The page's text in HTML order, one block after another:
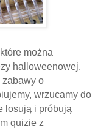
można
halloweenowej.
zabawy o
wrzucamy do
losują i próbują
quizie z